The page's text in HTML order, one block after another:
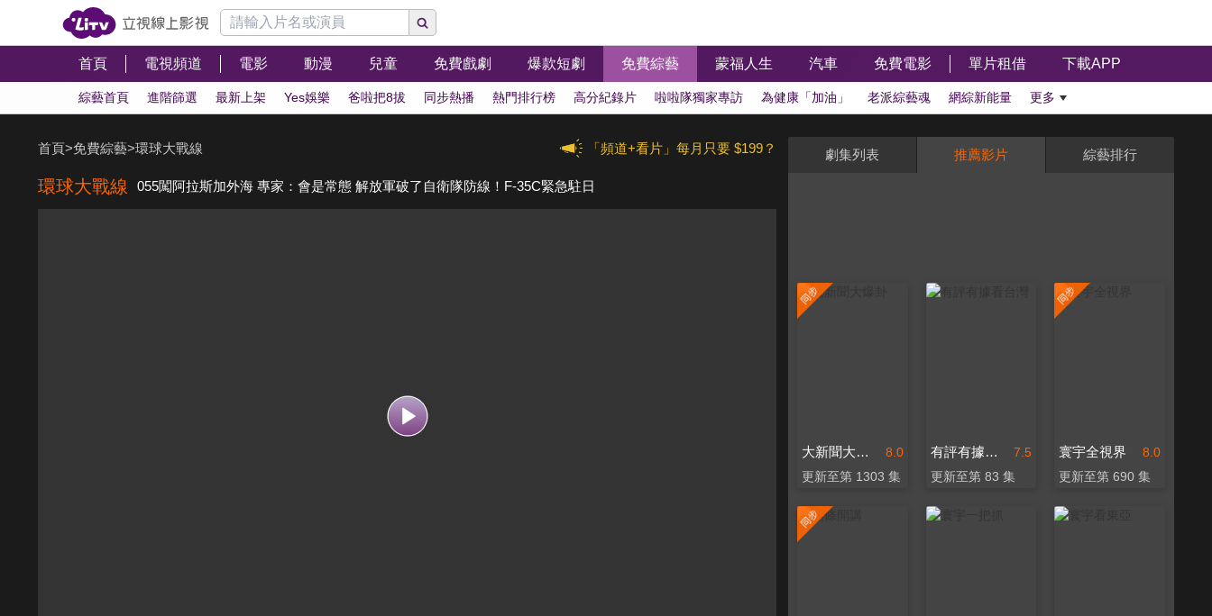
首頁 電視頻道 電影 動漫 兒童 免費戲劇 爆款短劇 免費綜藝 蒙福人生 汽車 免費電影 單片租借 下載APP
綜藝首頁 進階篩選 最新上架 Yes娛樂 爸啦把8拔 同步熱播 熱門排行榜 高分紀錄片 啦啦隊獨家專訪 為健康「加油」 老派綜藝魂 網綜新能量 更多
「頻道+看片」每月只要 $199？
首頁>免費綜藝>環球大戰線
環球大戰線 055闖阿拉斯加外海 專家：會是常態 解放軍破了自衛隊防線！F-35C緊急駐日
劇集列表 推薦影片 綜藝排行
8.0
大新聞大爆卦
更新至第 1303 集
7.5
有評有據看台灣
更新至第 83 集
8.0
寰宇全視界
更新至第 690 集